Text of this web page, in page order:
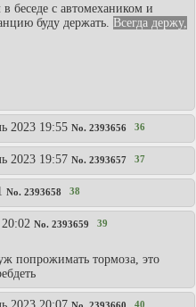
беседе с автомехаником и
буду держать. Всегда держу,
2023 19:55 No. 2393656 36
2023 19:57 No. 2393657 37
No. 2393658 38
No. 2393659 39
попрожимать тормоза, это
40